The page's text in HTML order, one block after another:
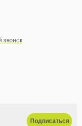
звонок
Подписаться